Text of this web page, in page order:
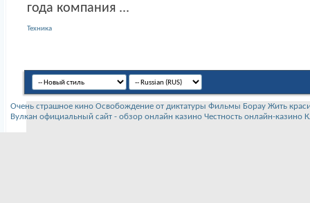
года компания ...
Техника
Очень страшное кино Освобождение от диктатуры Фильмы Борау Жить
Вулкан официальный сайт - обзор онлайн казино Честность онлайн-казино